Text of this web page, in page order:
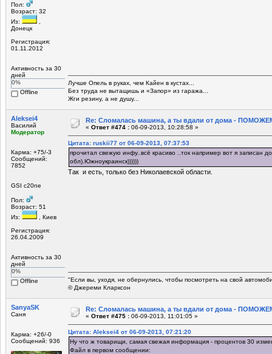
Пол:
Возраст: 32
Из:
Донецк
Регистрация:
01.11.2012
Активность за 30
дней
0%
Offline
Лучше Опель в руках, чем Кайен в кустах...
Без труда не вытащишь и «Запор» из гаража...
Жги резину, а не душу...
Aleksei4
Василий
Модератор
Карма: +75/-3
Сообщений:
7852
GSI c20ne
Пол:
Возраст: 51
Из:
, Киев
Регистрация:
26.04.2009
Активность за 30
дней
0%
Offline
Re: Сломалась машина, а ты вдали от дома -
« Ответ #474 : 06-09-2013, 10:28:58 »
Цитата: ruskii77 от 06-09-2013, 07:37:53
прочитал свежую инфу..всё красиво ..ток например вот я записан
обл).Южноукраинск))))))
Так и есть, только без Николаевской области.
"Если вы, уходя, не обернулись, чтобы посмотреть на свой
© Джереми Кларксон
SanyaSK
Саня
Карма: +26/-0
Сообщений: 936
Re: Сломалась машина, а ты вдали от дома -
« Ответ #475 : 06-09-2013, 11:01:05 »
Цитата: Aleksei4 от 06-09-2013, 07:21:20
Ну что ж товарищи, самая свежая информация - процентов 30
Файл в первом сообщении: